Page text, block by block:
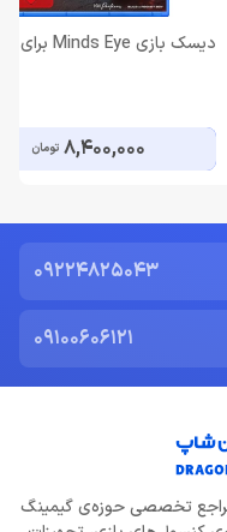
دیسک بازی Minds Eye برای PS5
8,400,000 تومان
09224825043
09100606121
یکی از مراجع تخصصی حوزه‌ی گیمینگ